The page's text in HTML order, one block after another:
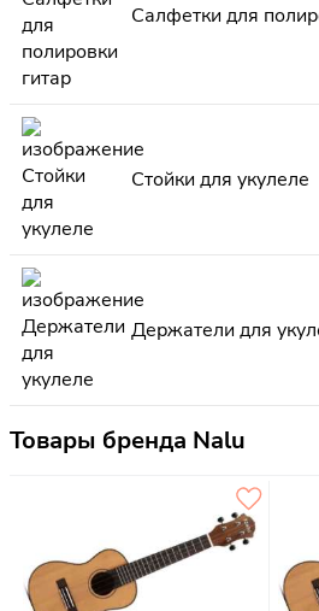
Салфетки для
Стойки для укулеле
Держатели для
Товары бренда Nalu